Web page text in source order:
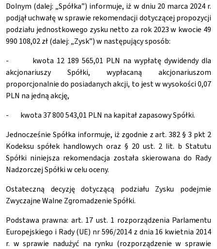
Dolnym (dalej: „Spółka”) informuje, iż w dniu 20 marca 2024 r.
podjął uchwałę w sprawie rekomendacji dotyczącej propozycji
podziału jednostkowego zysku netto za rok 2023 w kwocie 49
990 108,02 zł (dalej: „Zysk”) w następujący sposób:
- kwota 12 189 565,01 PLN na wypłatę dywidendy dla
akcjonariuszy Spółki, wypłacaną akcjonariuszom
proporcjonalnie do posiadanych akcji, to jest w wysokości 0,07
PLN na jedną akcję,
- kwota 37 800 543,01 PLN na kapitał zapasowy Spółki.
Jednocześnie Spółka informuje, iż zgodnie z art. 382 § 3 pkt 2
Kodeksu spółek handlowych oraz § 20 ust. 2 lit. b Statutu
Spółki niniejsza rekomendacja została skierowana do Rady
Nadzorczej Spółki w celu oceny.
Ostateczną decyzję dotyczącą podziału Zysku podejmie
Zwyczajne Walne Zgromadzenie Spółki.
Podstawa prawna: art. 17 ust. 1 rozporządzenia Parlamentu
Europejskiego i Rady (UE) nr 596/2014 z dnia 16 kwietnia 2014
r. w sprawie nadużyć na rynku (rozporządzenie w sprawie